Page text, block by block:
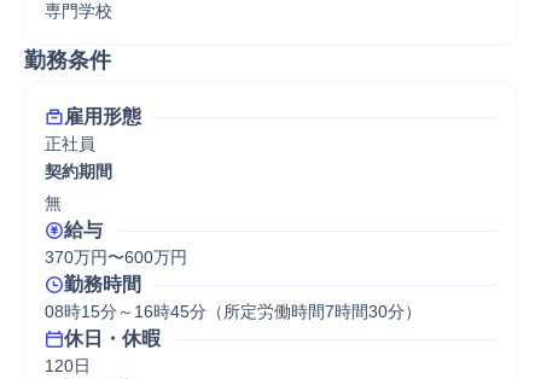
専門学校
勤務条件
雇用形態
正社員
契約期間
無
給与
370万円〜600万円
勤務時間
08時15分～16時45分（所定労働時間7時間30分）
休日・休暇
120日